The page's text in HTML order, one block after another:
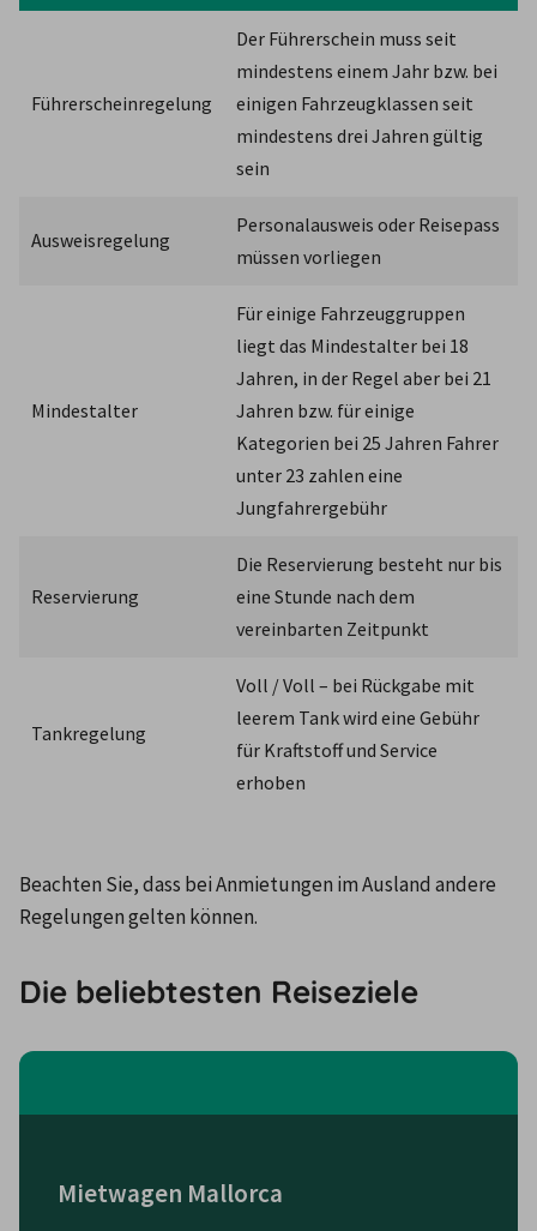
Führerscheinregelung
Der Führerschein muss seit
mindestens einem Jahr bzw. bei
einigen Fahrzeugklassen seit
mindestens drei Jahren gültig
sein
Ausweisregelung
Personalausweis oder Reisepass
müssen vorliegen
Mindestalter
Für einige Fahrzeuggruppen
liegt das Mindestalter bei 18
Jahren, in der Regel aber bei 21
Jahren bzw. für einige
Kategorien bei 25 Jahren Fahrer
unter 23 zahlen eine
Jungfahrergebühr
Reservierung
Die Reservierung besteht nur bis
eine Stunde nach dem
vereinbarten Zeitpunkt
Tankregelung
Voll / Voll – bei Rückgabe mit
leerem Tank wird eine Gebühr
für Kraftstoff und Service
erhoben
Beachten Sie, dass bei Anmietungen im Ausland andere
Regelungen gelten können.
Die beliebtesten Reiseziele
Mietwagen Mallorca